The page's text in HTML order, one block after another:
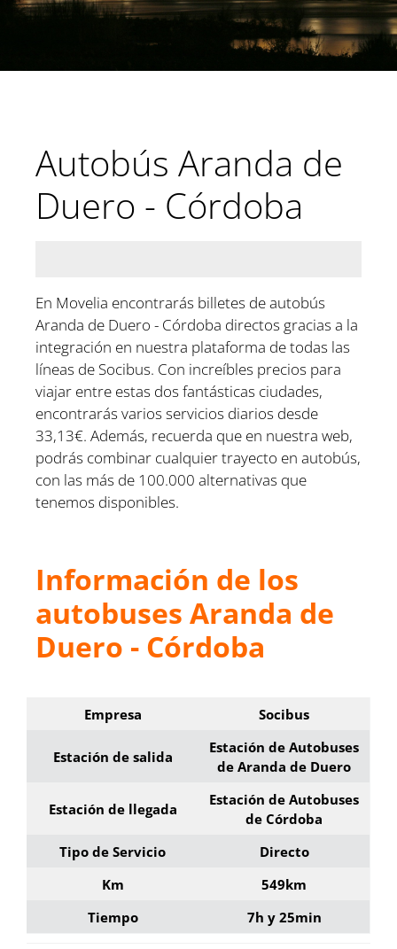
Autobús Aranda de
Duero - Córdoba
En Movelia encontrarás billetes de autobús
Aranda de Duero - Córdoba directos gracias a la
integración en nuestra plataforma de todas las
líneas de Socibus. Con increíbles precios para
viajar entre estas dos fantásticas ciudades,
encontrarás varios servicios diarios desde
33,13€. Además, recuerda que en nuestra web,
podrás combinar cualquier trayecto en autobús,
con las más de 100.000 alternativas que
tenemos disponibles.
Información de los
autobuses Aranda de
Duero - Córdoba
Empresa Socibus
Estación de salida
Estación de Autobuses
de Aranda de Duero
Estación de llegada
Estación de Autobuses
de Córdoba
Tipo de Servicio
Directo
Km
549km
Tiempo
7h y 25min